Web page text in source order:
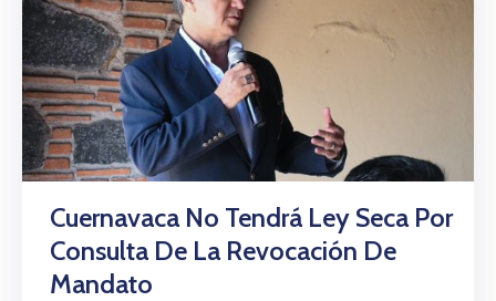
Cuernavaca No Tendrá Ley Seca Por
Consulta De La Revocación De
Mandato